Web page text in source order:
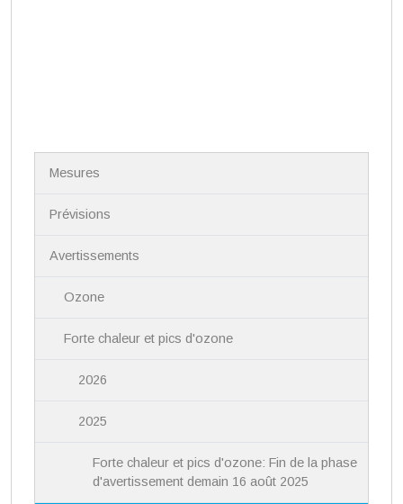
Mesures
Prévisions
Avertissements
Ozone
Forte chaleur et pics d'ozone
2026
2025
Forte chaleur et pics d'ozone: Fin de la phase
d'avertissement demain 16 août 2025